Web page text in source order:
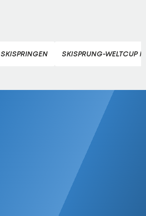
SKISPRINGEN SKISPRUNG-WELTCUP